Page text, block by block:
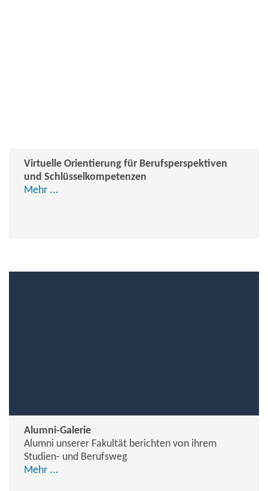
Virtuelle Orientierung für Berufsperspektiven
und Schlüsselkompetenzen
Mehr ...
Alumni-Galerie
Alumni unserer Fakultät berichten von ihrem
Studien- und Berufsweg
Mehr ...